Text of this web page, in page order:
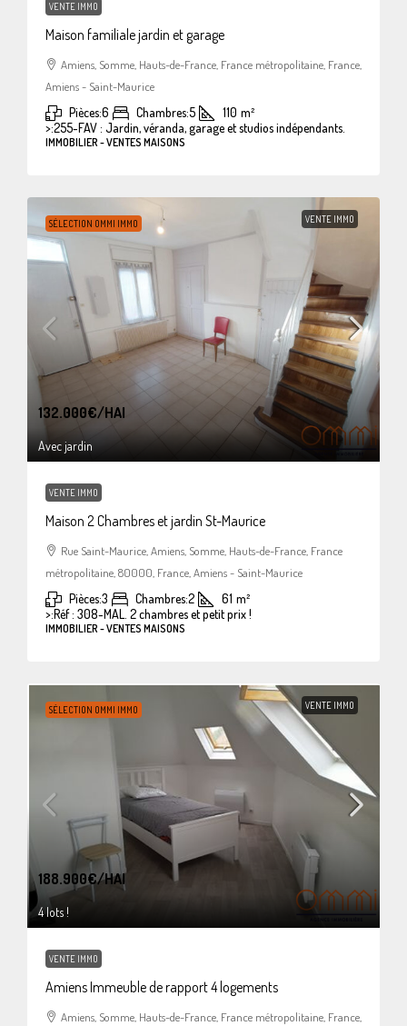
VENTE IMMO
Maison familiale jardin et garage
Amiens, Somme, Hauts-de-France, France métropolitaine, France,
Amiens - Saint-Maurice
Pièces:6 Chambres:5 110 m²
>:255-FAV : Jardin, véranda, garage et studios indépendants.
IMMOBILIER - VENTES MAISONS
SÉLECTION OMMI IMMO VENTE IMMO
132.000€/HAI
Avec jardin
VENTE IMMO
Maison 2 Chambres et jardin St-Maurice
Rue Saint-Maurice, Amiens, Somme, Hauts-de-France, France
métropolitaine, 80000, France, Amiens - Saint-Maurice
Pièces:3 Chambres:2 61 m²
>:Réf : 308-MAL. 2 chambres et petit prix !
IMMOBILIER - VENTES MAISONS
SÉLECTION OMMI IMMO VENTE IMMO
188.900€/HAI
4 lots !
VENTE IMMO
Amiens Immeuble de rapport 4 logements
Amiens, Somme, Hauts-de-France, France métropolitaine, France,